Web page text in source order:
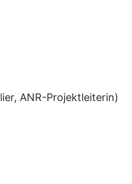
ANR-Projektleiterin)